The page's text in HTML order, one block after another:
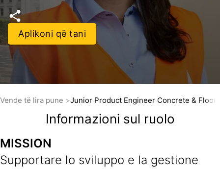
Aplikoni që tani
Vende të lira pune Junior Product Engineer Concrete &
Informazioni sul ruolo
MISSION
Supportare lo sviluppo e la gestione